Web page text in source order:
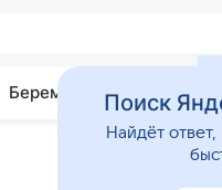
БеременностьПоиск
Найдёт